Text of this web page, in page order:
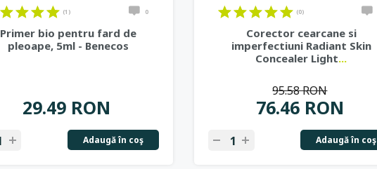
(1) 0
Primer bio pentru fard de
pleoape, 5ml - Benecos
29.49 RON
Adaugă în coş
(0)
Corector cearcane si
imperfectiuni Radiant Skin
Concealer Light...
76.46 RON
95.58 RON
Adaugă în coş